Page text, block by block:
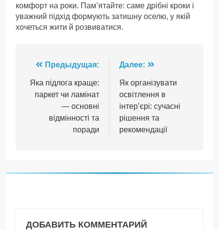
комфорт на роки. Пам’ятайте: саме дрібні кроки і
уважний підхід формують затишну оселю, у якій
хочеться жити й розвиватися.
Навигация
по
записям
Предыдущая:
Яка підлога краще:
паркет чи ламінат
— основні
відмінності та
поради
Далее:
Як організувати
освітлення в
інтер’єрі: сучасні
рішення та
рекомендації
ДОБАВИТЬ КОММЕНТАРИЙ